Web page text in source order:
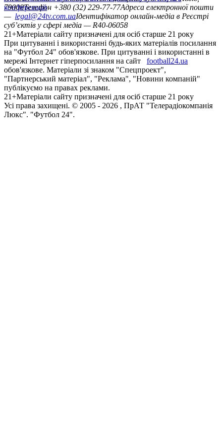
конференцій
79008Телефон +380 (32) 229-77-77Адреса електронної пошти
— legal@24tv.com.uaІдентифікатор онлайн-медіа в Реєстрі
суб’єктів у сфері медіа — R40-06058
21+Матеріали сайту призначені для осіб старше 21 року
При цитуванні і використанні будь-яких матеріалів посилання
на "Футбол 24" обов'язкове. При цитуванні і використанні в
мережі Інтернет гіперпосилання на сайт
football24.ua
обов'язкове. Матеріали зі знаком "Спецпроект",
"Партнерський матеріал", "Реклама", "Новини компаній"
публікуємо на правах реклами.
21+Матеріали сайту призначені для осіб старше 21 року
Усi права захищенi. © 2005 - 2026 , ПрАТ "Телерадіокомпанія
Люкс". "Футбол 24".